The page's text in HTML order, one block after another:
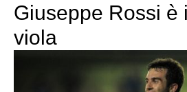
Giuseppe Rossi è
viola